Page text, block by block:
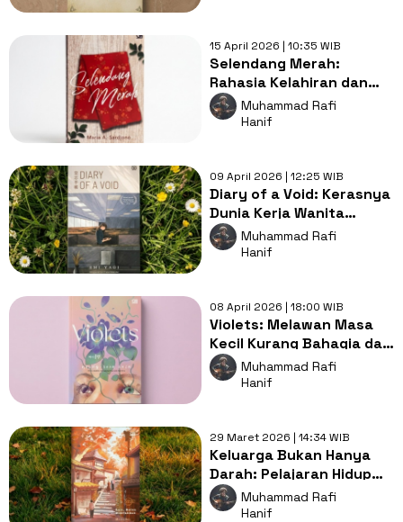
15 April 2026 | 10:35 WIB
Selendang Merah:
Rahasia Kelahiran dan
Nama Terlarang yang
Kembali Dicari
Muhammad Rafi
Hanif
09 April 2026 | 12:25 WIB
Diary of a Void: Kerasnya
Dunia Kerja Wanita
Jepang Berpura-pura
Hamil
Muhammad Rafi
Hanif
08 April 2026 | 18:00 WIB
Violets: Melawan Masa
Kecil Kurang Bahagia dari
Anak yang Tidak
Diinginkan
Muhammad Rafi
Hanif
29 Maret 2026 | 14:34 WIB
Keluarga Bukan Hanya
Darah: Pelajaran Hidup
dari Novel Jepang
Tentang Estafet Cinta
Muhammad Rafi
Hanif